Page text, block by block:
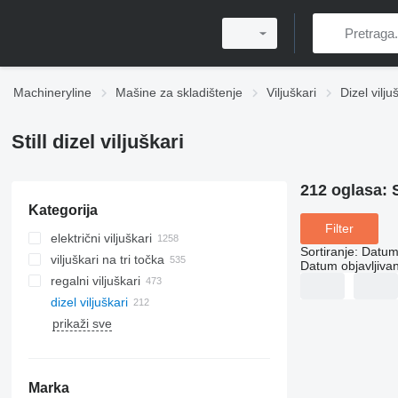
Machineryline Mašine za skladištenje Viljuškari Dizel
Still dizel viljuškari
Kategorija
električni viljuškari
viljuškari na tri točka
regalni viljuškari
dizel viljuškari
prikaži sve
Marka
212 oglasa:
Filter
Sortiranje:
Datum